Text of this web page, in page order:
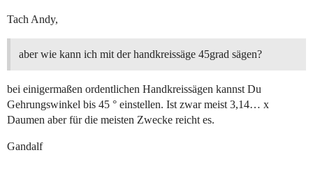
Tach Andy,
aber wie kann ich mit der handkreissäge 45grad sägen?
bei einigermaßen ordentlichen Handkreissägen kannst Du
Gehrungswinkel bis 45 ° einstellen. Ist zwar meist 3,14… x
Daumen aber für die meisten Zwecke reicht es.
Gandalf